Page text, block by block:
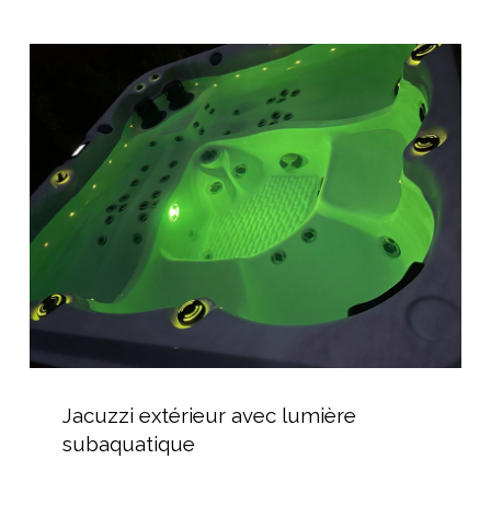
subaquatique
extérieurJacuzzi extérieur avec lumière
subaquatique